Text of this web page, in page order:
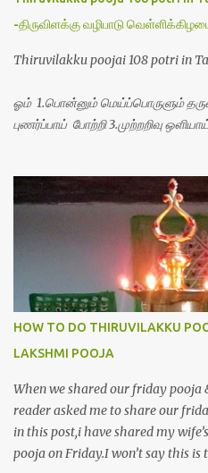
-திருவிளக்கு வழிபாடு
Thiruvilakku poojai 108 potri in
ஓம் 1.பொன்னும் மெய்ப்பொருளும்
புணர்ப்பாய் போற்றி 3.முற்றறிவு
8.பிறர்வயமாகா பெரியோய் போற்றி
போற்றி 10.பேரருட்கடலாம் பேரரு...
HOW TO DO THIRUVILAKKU
LAKSHMI POOJA
When we shared our friday
reader asked me to share our
in this post,i have shared my
pooja on Friday.I won’t say this is